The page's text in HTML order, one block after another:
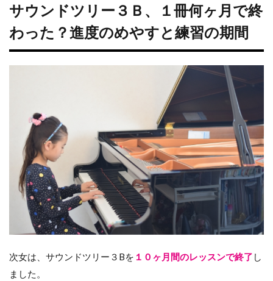
サウンドツリー３Ｂ、１冊何ヶ月で終
わった？進度のめやすと練習の期間
次女は、サウンドツリー３Bを １０ヶ月間のレッスンで終了 し
ました。